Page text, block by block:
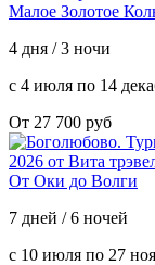
Малое Золотое
4 дня / 3 ночи
с 4 июля по 14
От 27 700 руб
От Оки до Волги
7 дней / 6 ночей
с 10 июля по 27